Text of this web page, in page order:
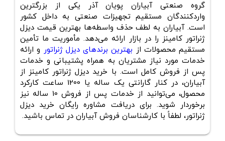
گروه صنعتی آبیاران پویان آذر یکی از بزرگترین
واردکنندگان مستقیم تجهیزات صنعتی به داخل کشور
است. آبیاران به لطف حذف واسطه‌ها بهترین قیمت دیزل
ژنراتور کامینز را در بازار ارائه می‌دهد. مأموریت ما تأمین
مستقیم محصولات از بهترین برندهای دیزل ژنراتور و ارائه
خدمات مورد نیاز مشتریان به همراه پشتیبانی و خدمات
پس از فروش کامل است. با خرید دیزل ژنراتور کامینز از
آبیاران، در کنار گارانتی یک ساله یا 1200 ساعت کارکرد
محصول، می‌توانید از خدمات پس از فروش 10 ساله نیز
برخوردار شوید. برای دریافت مشاوره رایگان خرید دیزل
ژنراتور، لطفاً با کارشناسان فروش آبیاران در تماس باشید.